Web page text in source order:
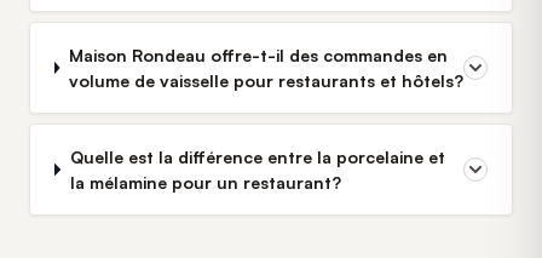
Maison Rondeau offre-t-il des commandes en
volume de vaisselle pour restaurants et hôtels?
Quelle est la différence entre la porcelaine et
la mélamine pour un restaurant?